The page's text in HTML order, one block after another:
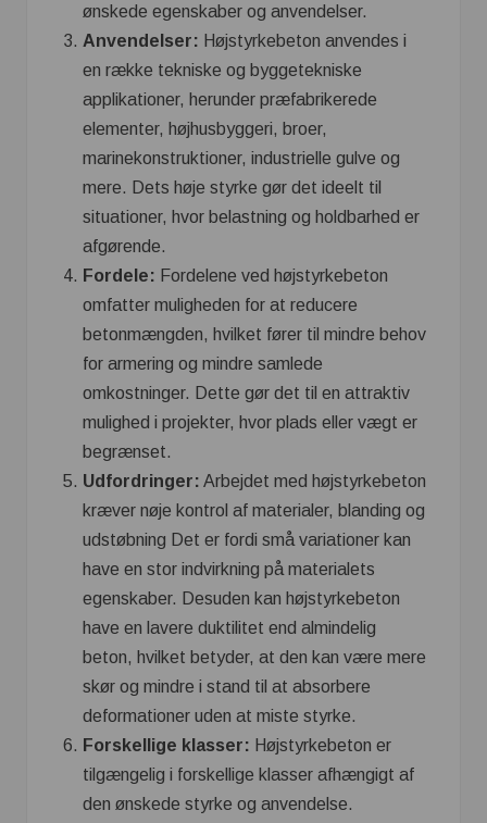
ønskede egenskaber og anvendelser.
Anvendelser: Højstyrkebeton anvendes i
en række tekniske og byggetekniske
applikationer, herunder præfabrikerede
elementer, højhusbyggeri, broer,
marinekonstruktioner, industrielle gulve og
mere. Dets høje styrke gør det ideelt til
situationer, hvor belastning og holdbarhed er
afgørende.
Fordele: Fordelene ved højstyrkebeton
omfatter muligheden for at reducere
betonmængden, hvilket fører til mindre behov
for armering og mindre samlede
omkostninger. Dette gør det til en attraktiv
mulighed i projekter, hvor plads eller vægt er
begrænset.
Udfordringer: Arbejdet med højstyrkebeton
kræver nøje kontrol af materialer, blanding og
udstøbning Det er fordi små variationer kan
have en stor indvirkning på materialets
egenskaber. Desuden kan højstyrkebeton
have en lavere duktilitet end almindelig
beton, hvilket betyder, at den kan være mere
skør og mindre i stand til at absorbere
deformationer uden at miste styrke.
Forskellige klasser: Højstyrkebeton er
tilgængelig i forskellige klasser afhængigt af
den ønskede styrke og anvendelse.